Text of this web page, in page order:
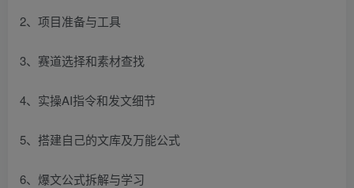
2、项目准备与工具
3、赛道选择和素材查找
4、实操AI指令和发文细节
5、搭建自己的文库及万能公式
6、爆文公式拆解与学习